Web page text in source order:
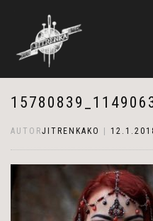
AUTORJITRENKAKO